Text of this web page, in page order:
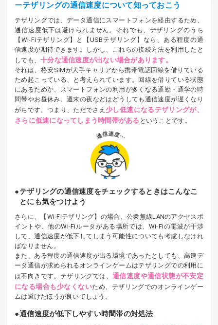
テザリングの通信速度について知っておこう
テザリングでは、データ通信にスマートフォンを経由するため、
通信速度低下は避けられません。それでも、テザリングのうち
【Wi-Fiテザリング】と【USBテザリング】なら、ある程度の通
信速度が期待できます。しかし、これらの接続方法を利用したと
しても、十分な通信速度が出ない場合があります。
それは、格安SIMが大手キャリアから携帯電話回線を借りている
ため起こっている、と考えられています。回線を借りている状態
にあるためか、スマートフォンの利用が多くなる通勤・通学の時
間帯やお昼休み、週末の夜などはどうしても通信速度が遅くなり
がちです。つまり、ただでさえ 少し低速になるテザリングが、
さらに低速になってしまう時間帯がある ということです。
テザリングの通信速度をチェックするときはこんなこ
とにも気をつけよう
さらに、【Wi-Fiテザリング】の場合、公衆無線LANのアクセスポ
イントや、他のWi-Fiルータがある場所では、Wi-Fiの電波が干渉
して、通信速度が低下してしまう可能性についても考慮しなけれ
ばなりません。
また、ある程度の通信速度が出る環境であったとしても、高速デ
ータ通信が求められるオンラインゲームはテザリングでの利用に
は不向きです。テザリングでは、 通信速度や通信状態が不安定
になる場合も少なくないため、テザリングでのオンラインゲー
ムは避けたほうが良いでしょう。
通信速度が低下しやすい時間帯の対処法